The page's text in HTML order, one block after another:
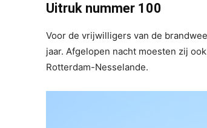
Uitruk nummer 100
Voor de vrijwilligers van de
jaar. Afgelopen nacht moesten zij
Rotterdam-Nesselande.